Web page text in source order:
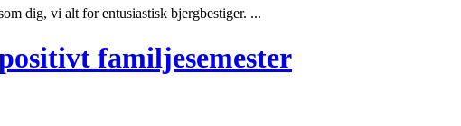
dig, vi alt for entusiastisk bjergbestiger. ...
familjesemester